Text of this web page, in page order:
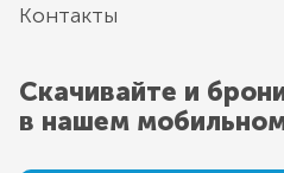
Контакты
Скачивайте и
в нашем